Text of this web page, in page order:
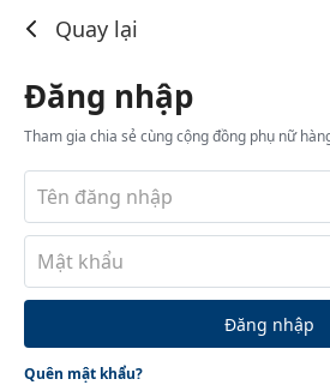
Quay lại
Đăng nhập
Tham gia chia sẻ cùng cộng đồng phụ nữ
Đăng nhập
Quên mật khẩu?